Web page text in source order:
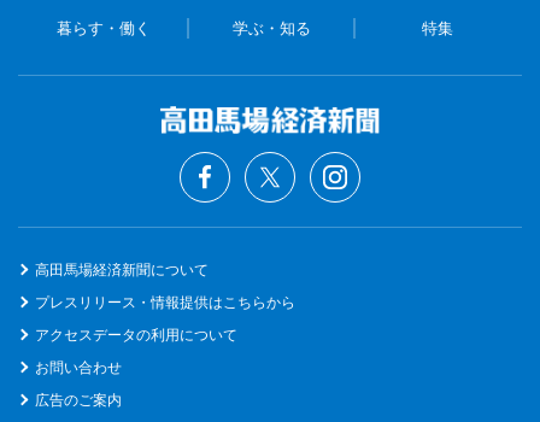
暮らす・働く 学ぶ・知る 特集
高田馬場経済新聞について
プレスリリース・情報提供はこちらから
アクセスデータの利用について
お問い合わせ
広告のご案内